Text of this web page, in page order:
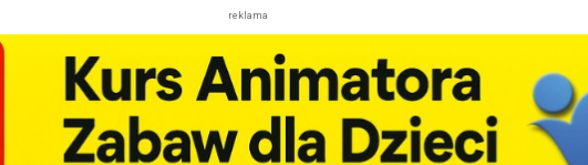
reklama